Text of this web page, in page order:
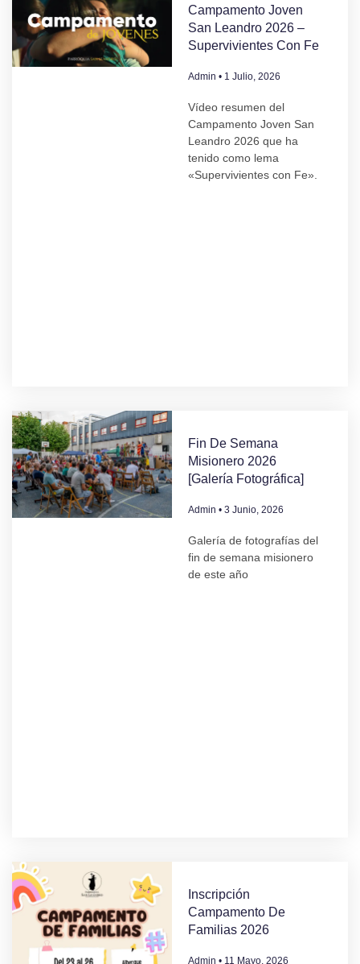
Campamento Joven
San Leandro 2026 –
Supervivientes Con Fe
Admin 1 Julio, 2026
Vídeo resumen del
Campamento Joven San
Leandro 2026 que ha
tenido como lema
«Supervivientes con Fe».
Fin De Semana
Misionero 2026
[Galería Fotográfica]
Admin 3 Junio, 2026
Galería de fotografías del
fin de semana misionero
de este año
Inscripción
Campamento De
Familias 2026
Admin 11 Mayo, 2026